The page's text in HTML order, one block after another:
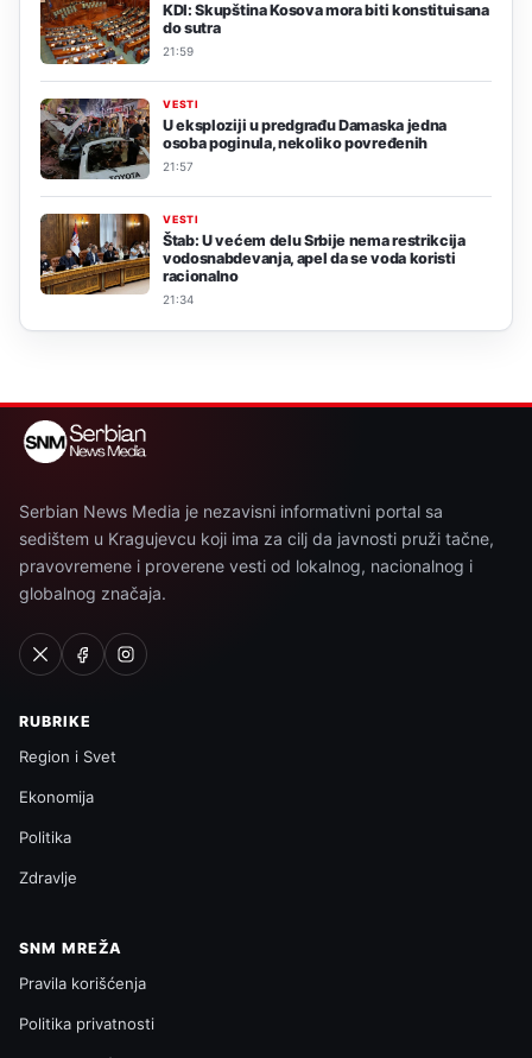
KDI: Skupština Kosova mora biti konstituisana
do sutra
21:59
VESTI
U eksploziji u predgrađu Damaska jedna
osoba poginula, nekoliko povređenih
21:57
VESTI
Štab: U većem delu Srbije nema restrikcija
vodosnabdevanja, apel da se voda koristi
racionalno
21:34
Serbian News Media je nezavisni informativni portal sa
sedištem u Kragujevcu koji ima za cilj da javnosti pruži tačne,
pravovremene i proverene vesti od lokalnog, nacionalnog i
globalnog značaja.
RUBRIKE
Region i Svet
Ekonomija
Politika
Zdravlje
SNM MREŽA
Pravila korišćenja
Politika privatnosti